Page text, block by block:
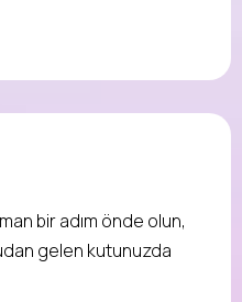
bir adım önde olun,
gelen kutunuzda